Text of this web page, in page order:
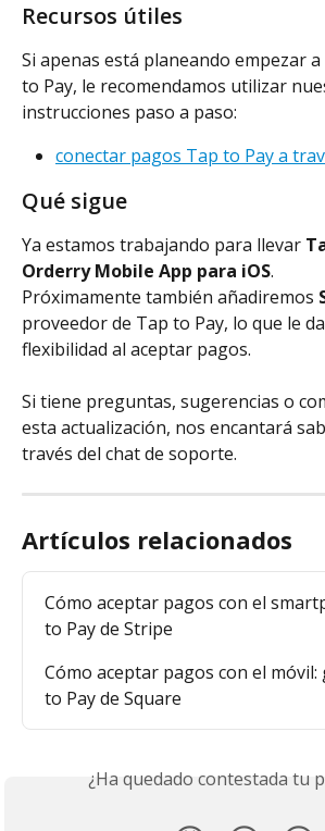
Recursos útiles
Si apenas está planeando empezar
to Pay, le recomendamos utilizar
instrucciones paso a paso:
conectar pagos Tap to Pay a
Qué sigue
Ya estamos trabajando para llevar
Orderry Mobile App para iOS.
Próximamente también añadiremos
proveedor de Tap to Pay, lo que le
flexibilidad al aceptar pagos.
Si tiene preguntas, sugerencias o
esta actualización, nos encantará
través del chat de soporte.
Artículos relacionados
Cómo aceptar pagos con el
to Pay de Stripe
Cómo aceptar pagos con el móvil:
to Pay de Square
¿Ha quedado contestada tu